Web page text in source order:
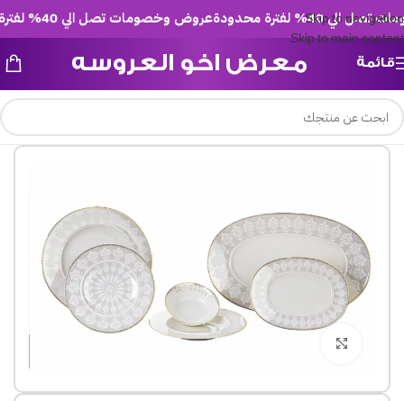
Skip to navigation
Skip to main content
عروض وخصومات تصل الي 40% لفترة محدودة 40% لفترة محدودة
قائمة معرض اخو العروسه